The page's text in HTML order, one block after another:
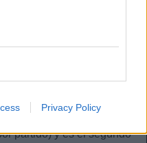
Privacy Policy
la última jornada frente al
4.370.000)
está brillando en este
Espino. El lateral
partido) y es el segundo